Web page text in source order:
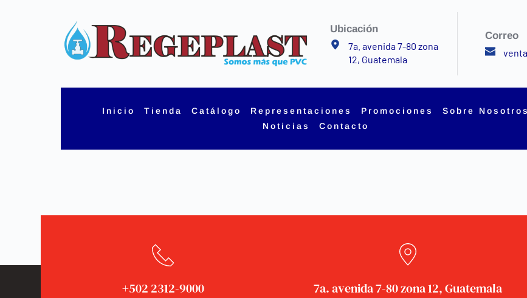
Ubicación
7a. avenida 7-80 zona
12, Guatemala
Correo
Inicio Tienda Catálogo Representaciones Promociones
Sobre Nosotros
Noticias
Contacto
+502 2312-9000 7a. avenida 7-80 zona 12, Guatemala